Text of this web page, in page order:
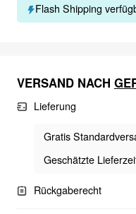
Flash Shipping
VERSAND NACH
Lieferung
Gratis
Geschätzte
Rückgaberecht